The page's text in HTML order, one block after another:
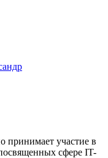
принимает участие в
сфере IT-